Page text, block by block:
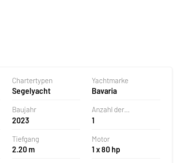
Chartertypen
Segelyacht
Yachtmarke
Bavaria
Baujahr
2023
Anzahl der
Ruderblätter
1
Tiefgang
2.20 m
Motor
1 x 80 hp